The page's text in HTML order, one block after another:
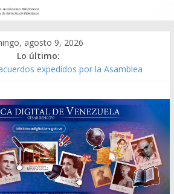
agosto 9, 2026
Lo último:
expedidos por la Asamblea
[material gráfico]
de Venezuela año CXXXIII Mes V,
2006 N° 38.394
de Modesta Bor